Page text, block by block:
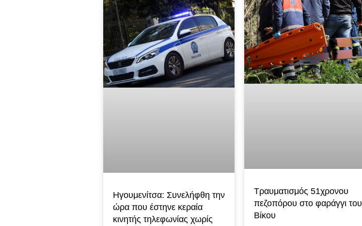
Ηγουμενίτσα: Συνελήφθη την
ώρα που έστηνε κεραία
κινητής τηλεφωνίας χωρίς
Τραυματισμός 51χρονου
πεζοπόρου στο φαράγγι του
Βίκου